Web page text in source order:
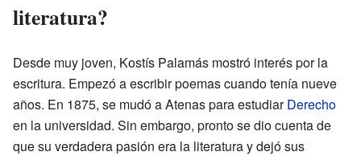
literatura?
Desde muy joven, Kostís Palamás mostró interés por la
escritura. Empezó a escribir poemas cuando tenía nueve
años. En 1875, se mudó a Atenas para estudiarDerecho
en la universidad. Sin embargo, pronto se dio cuenta de
que su verdadera pasión era la literatura y dejó sus